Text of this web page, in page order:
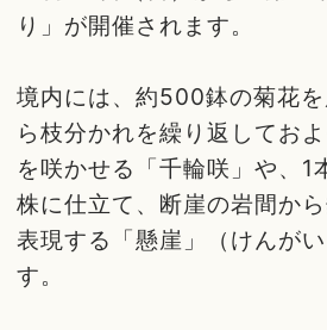
り」が開催されます。
境内には、約500鉢の菊花
ら枝分かれを繰り返してお
を咲かせる「千輪咲」や、1
株に仕立て、断崖の岩間か
表現する「懸崖」（けんが
す。